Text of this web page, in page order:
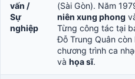
vấn /
Sự
nghiệp
(Sài Gòn). Năm
niên xung phong
Từng công tác tại
Đỗ Trung Quân
chương trình ca
và họa sĩ.